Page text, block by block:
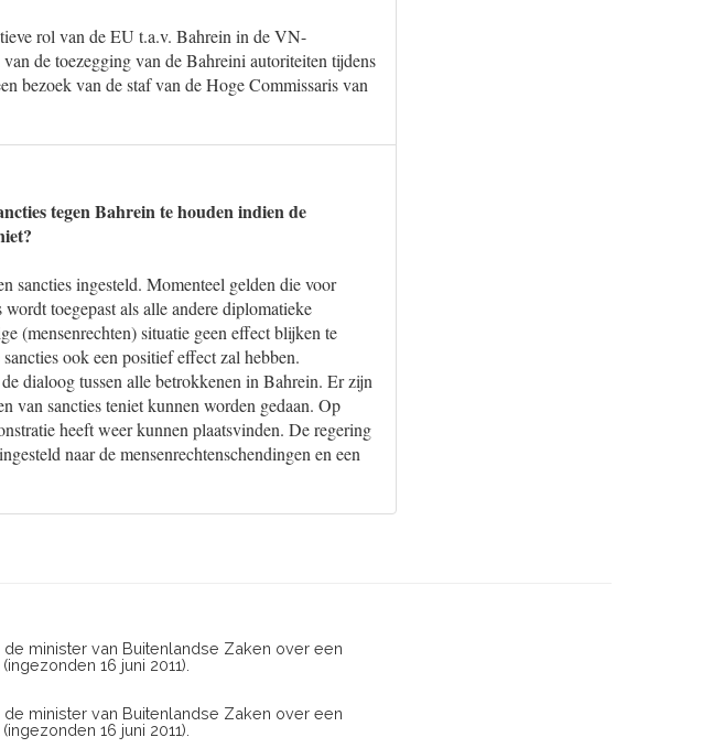
rol van de EU t.a.v. Bahrein in de VN-
de toezegging van de Bahreini autoriteiten tijdens
bezoek van de staf van de Hoge Commissaris van
tegen Bahrein te houden indien de
sancties ingesteld. Momenteel gelden die voor
toegepast als alle andere diplomatieke
(mensenrechten) situatie geen effect blijken te
ook een positief effect zal hebben.
dialoog tussen alle betrokkenen in Bahrein. Er zijn
van sancties teniet kunnen worden gedaan. Op
heeft weer kunnen plaatsvinden. De regering
naar de mensenrechtenschendingen en een
minister van Buitenlandse Zaken over een
16 juni 2011).
minister van Buitenlandse Zaken over een
16 juni 2011).